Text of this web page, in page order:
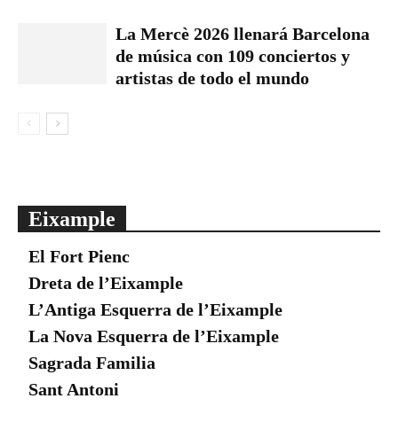
La Mercè 2026 llenará Barcelona
de música con 109 conciertos y
artistas de todo el mundo
Eixample
El Fort Pienc
Dreta de l’Eixample
L’Antiga Esquerra de l’Eixample
La Nova Esquerra de l’Eixample
Sagrada Familia
Sant Antoni